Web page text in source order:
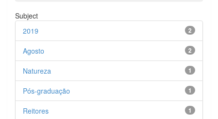
Subject
2
2019
2
Agosto
1
Natureza
1
Pós-graduação
1
Reitores